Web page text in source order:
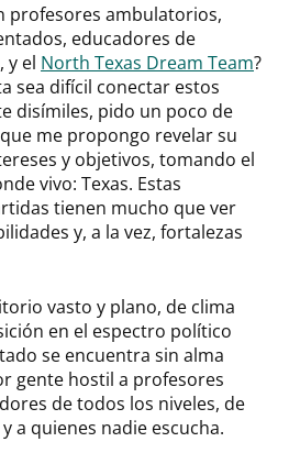
profesores ambulatorios,
educadores de
y el North Texas Dream Team?
sea difícil conectar estos
disímiles, pido un poco de
me propongo revelar su
y objetivos, tomando el
vivo: Texas. Estas
tienen mucho que ver
y, a la vez, fortalezas
vasto y plano, de clima
en el espectro político
se encuentra sin alma
gente hostil a profesores
de todos los niveles, de
a quienes nadie escucha.